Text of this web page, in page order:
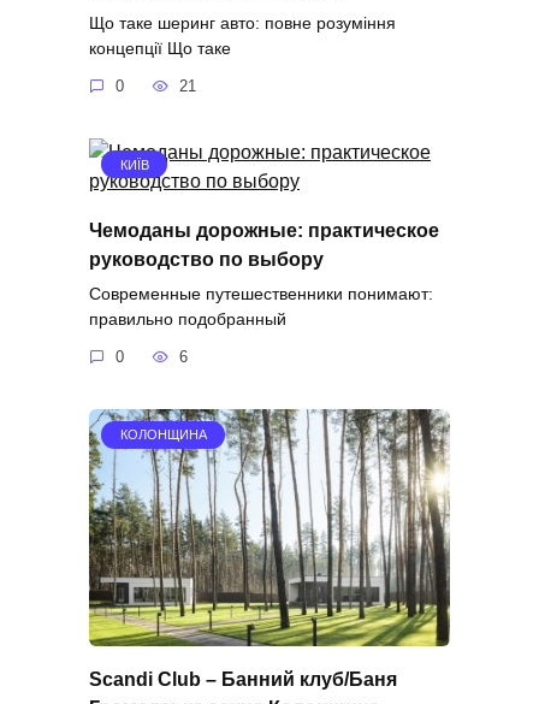
Що таке шеринг авто: повне розуміння
концепції Що таке
0 21
КИЇВ
Чемоданы дорожные: практическое
руководство по выбору
Современные путешественники понимают:
правильно подобранный
0 6
КОЛОНЩИНА
Scandi Club – Банний клуб/Баня